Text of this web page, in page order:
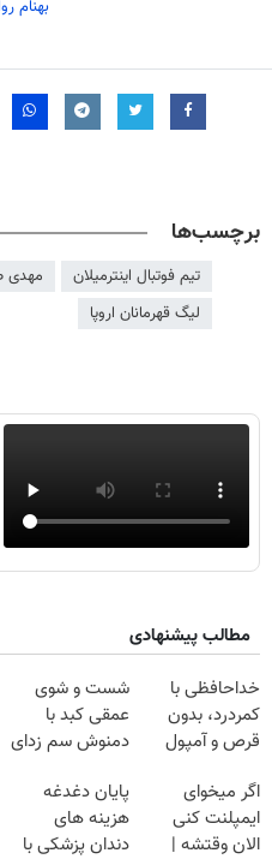
بهنام
برچسب‌ها
تیم فوتبال اینترمیلان مهدی
لیگ قهرمانان اروپا
مطالب پیشنهادی
خداحافظی با
کمردرد، بدون
قرص و آمپول
شست و شوی
عمقی کبد با
دمنوش سم زدای
اگر میخوای
ایمپلنت کنی
الان وقتشه |
پایان دغدغه
هزینه های
دندان پزشکی با